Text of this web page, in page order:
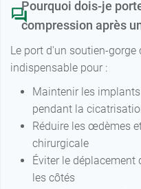
Pourquoi dois-je
compression après
Le port d'un soutien-
indispensable pour :
Maintenir les
pendant la
Réduire les œdèmes
chirurgicale
Éviter le déplacement
les côtés